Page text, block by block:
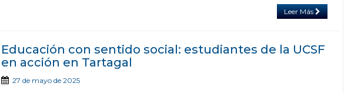
Leer Más
Educación con sentido social: estudiantes de la UCSF
en acción en Tartagal
27 de mayo de 2025